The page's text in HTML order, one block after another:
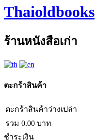
Thaioldbooks
ร้านหนังสือเก่า
ตะกร้าสินค้า
ตะกร้าสินค้าว่างเปล่า
รวม 0.00 บาท
ชำระเงิน